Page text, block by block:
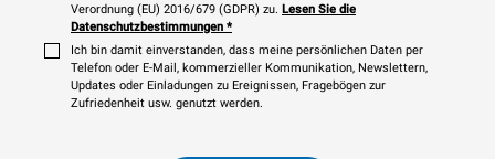
Verordnung (EU) 2016/679 (GDPR) zu. Lesen Sie die
Datenschutzbestimmungen *
Ich bin damit einverstanden, dass meine persönlichen Daten per
Telefon oder E-Mail, kommerzieller Kommunikation, Newslettern,
Updates oder Einladungen zu Ereignissen, Fragebögen zur
Zufriedenheit usw. genutzt werden.